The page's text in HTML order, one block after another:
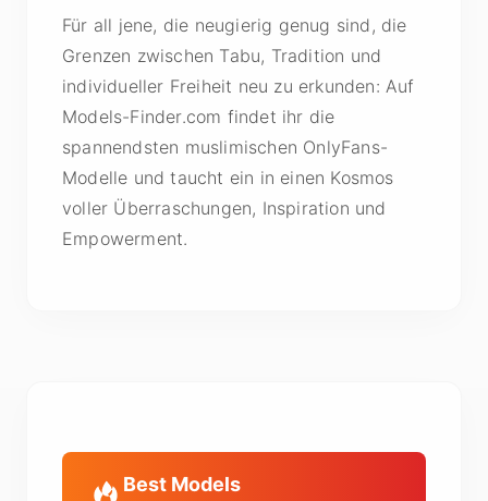
Für all jene, die neugierig genug sind, die
Grenzen zwischen Tabu, Tradition und
individueller Freiheit neu zu erkunden: Auf
Models-Finder.com findet ihr die
spannendsten muslimischen OnlyFans-
Modelle und taucht ein in einen Kosmos
voller Überraschungen, Inspiration und
Empowerment.
Best Models